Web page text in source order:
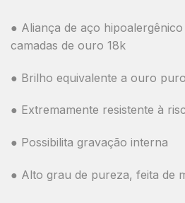
● Aliança de aço
camadas de ouro 18k
● Brilho equivalente a ouro puro
● Extremamente resistente à
● Possibilita gravação interna
● Alto grau de pureza, feita de